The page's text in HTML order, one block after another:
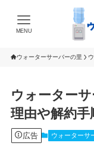
MENU
ウォーターサーバーの里
ウォーター
理由や解約
広告 ウォーターサ